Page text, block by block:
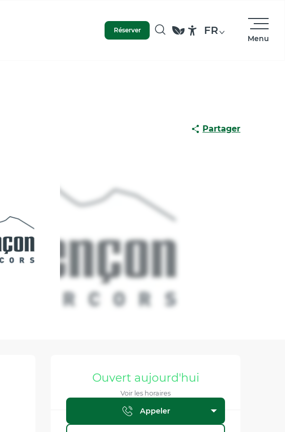
Menu
Réserver
Accessibilité
FR
Partager
Ouverture et
Ouvert aujourd'hui
Voir les horaires
Appeler